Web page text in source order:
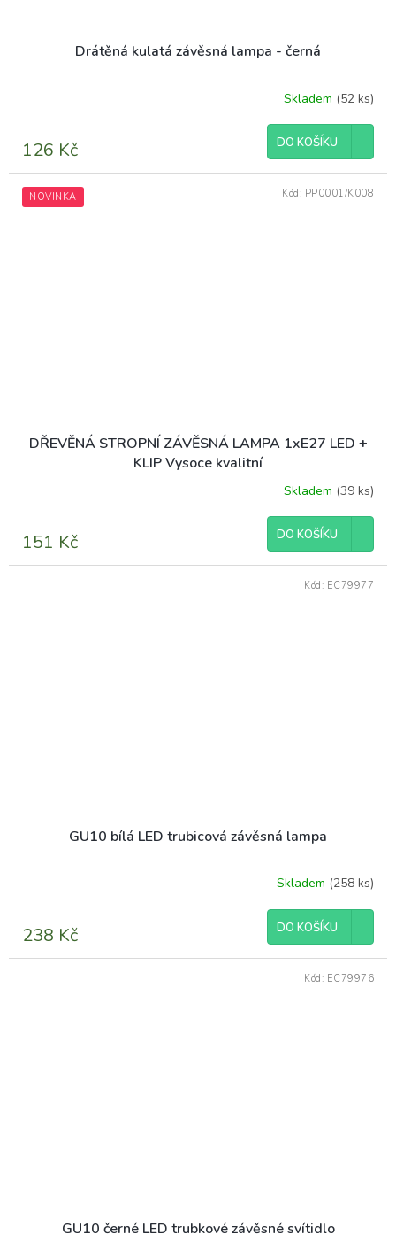
Drátěná kulatá závěsná lampa - černá
je
z
5
Skladem (52 ks)
126 Kč DO KOŠÍKU
NOVINKA
DŘEVĚNÁ STROPNÍ ZÁVĚSNÁ LAMPA 1xE27 LED +
KLIP Vysoce kvalitní
Skladem (39 ks)
151 Kč DO KOŠÍKU
Kód: PP0001/K008
GU10 bílá LED trubicová závěsná lampa
Skladem (258 ks)
238 Kč DO KOŠÍKU
Kód: EC79977
GU10 černé LED trubkové závěsné svítidlo
Kód: EC79976